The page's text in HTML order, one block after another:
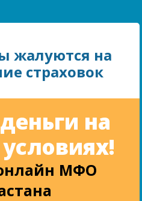
жалуются на
страховок
на
МФО